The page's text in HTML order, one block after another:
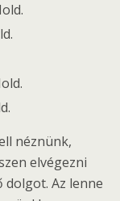
néznünk,
elvégezni
dolgot. Az lenne